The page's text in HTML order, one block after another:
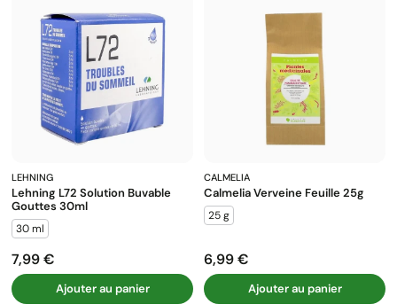
LEHNING
Lehning L72 Solution Buvable
Gouttes 30ml
30 ml
Prix
7,99 €
Ajouter au panier
CALMELIA
Calmelia Verveine Feuille 25g
25 g
Prix
6,99 €
Ajouter au panier